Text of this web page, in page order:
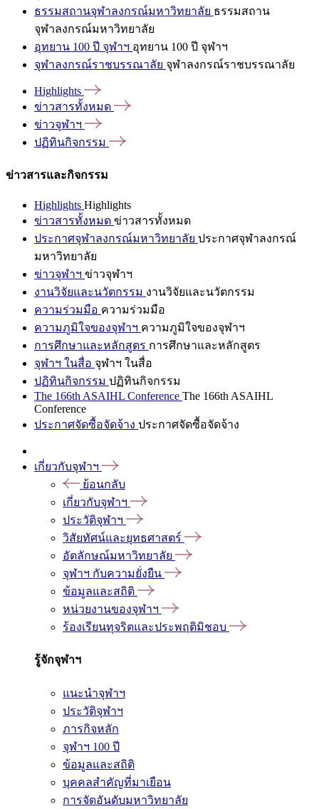
ธรรมสถานจุฬาลงกรณ์มหาวิทยาลัย ธรรมสถาน
จุฬาลงกรณ์มหาวิทยาลัย
อุทยาน 100 ปี จุฬาฯ อุทยาน 100 ปี จุฬาฯ
จุฬาลงกรณ์ราชบรรณาลัย จุฬาลงกรณ์ราชบรรณาลัย
Highlights
ข่าวสารทั้งหมด
ข่าวจุฬาฯ
ปฏิทินกิจกรรม
ข่าวสารและกิจกรรม
Highlights Highlights
ข่าวสารทั้งหมด ข่าวสารทั้งหมด
ประกาศจุฬาลงกรณ์มหาวิทยาลัย ประกาศจุฬาลงกรณ์
มหาวิทยาลัย
ข่าวจุฬาฯ ข่าวจุฬาฯ
งานวิจัยและนวัตกรรม งานวิจัยและนวัตกรรม
ความร่วมมือ ความร่วมมือ
ความภูมิใจของจุฬาฯ ความภูมิใจของจุฬาฯ
การศึกษาและหลักสูตร การศึกษาและหลักสูตร
จุฬาฯ ในสื่อ จุฬาฯ ในสื่อ
ปฏิทินกิจกรรม ปฏิทินกิจกรรม
The 166th ASAIHL Conference The 166th ASAIHL
Conference
ประกาศจัดซื้อจัดจ้าง ประกาศจัดซื้อจัดจ้าง
เกี่ยวกับจุฬาฯ
ย้อนกลับ
เกี่ยวกับจุฬาฯ
ประวัติจุฬาฯ
วิสัยทัศน์และยุทธศาสตร์
อัตลักษณ์มหาวิทยาลัย
จุฬาฯ กับความยั่งยืน
ข้อมูลและสถิติ
หน่วยงานของจุฬาฯ
ร้องเรียนทุจริตและประพฤติมิชอบ
รู้จักจุฬาฯ
แนะนำจุฬาฯ
ประวัติจุฬาฯ
ภารกิจหลัก
จุฬาฯ 100 ปี
ข้อมูลและสถิติ
บุคคลสำคัญที่มาเยือน
การจัดอันดับมหาวิทยาลัย